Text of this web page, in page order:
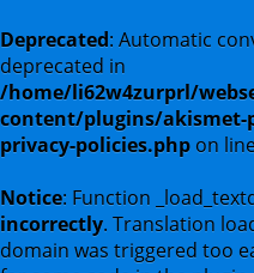
Deprecated: Automatic
deprecated in
/home/li62w4zurprl/
content/plugins/akismet-
privacy-policies.php on
Notice: Function
incorrectly. Translation
domain was triggered too